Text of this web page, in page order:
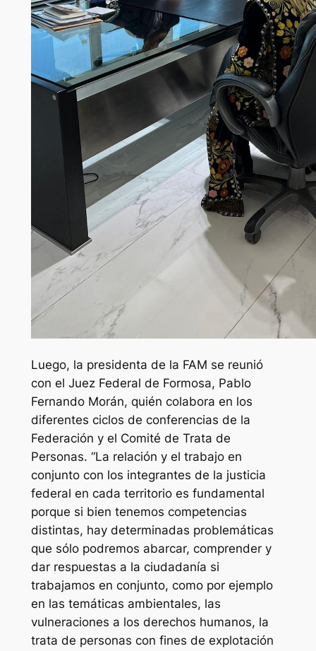
Luego, la presidenta de la FAM se reunió
con el Juez Federal de Formosa, Pablo
Fernando Morán, quién colabora en los
diferentes ciclos de conferencias de la
Federación y el Comité de Trata de
Personas. “La relación y el trabajo en
conjunto con los integrantes de la justicia
federal en cada territorio es fundamental
porque si bien tenemos competencias
distintas, hay determinadas problemáticas
que sólo podremos abarcar, comprender y
dar respuestas a la ciudadanía si
trabajamos en conjunto, como por ejemplo
en las temáticas ambientales, las
vulneraciones a los derechos humanos, la
trata de personas con fines de explotación